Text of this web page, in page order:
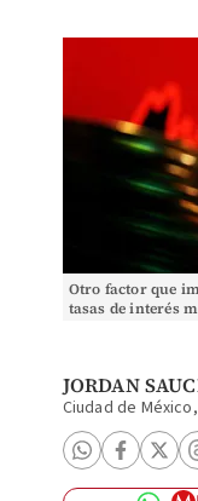
Otro factor que
tasas de interés
JORDAN
Ciudad de